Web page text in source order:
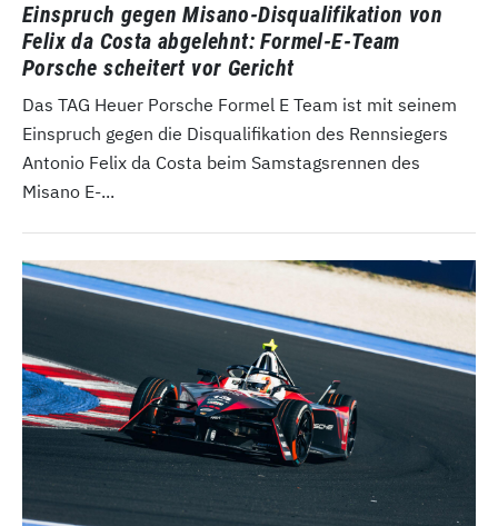
Einspruch gegen Misano-Disqualifikation von
Felix da Costa abgelehnt: Formel-E-Team
Porsche scheitert vor Gericht
Das TAG Heuer Porsche Formel E Team ist mit seinem
Einspruch gegen die Disqualifikation des Rennsiegers
Antonio Felix da Costa beim Samstagsrennen des
Misano E-...